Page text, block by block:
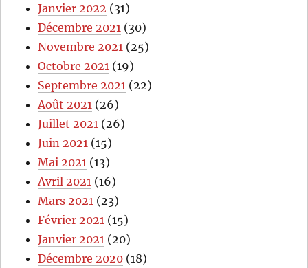
Janvier 2022 (31)
Décembre 2021 (30)
Novembre 2021 (25)
Octobre 2021 (19)
Septembre 2021 (22)
Août 2021 (26)
Juillet 2021 (26)
Juin 2021 (15)
Mai 2021 (13)
Avril 2021 (16)
Mars 2021 (23)
Février 2021 (15)
Janvier 2021 (20)
Décembre 2020 (18)